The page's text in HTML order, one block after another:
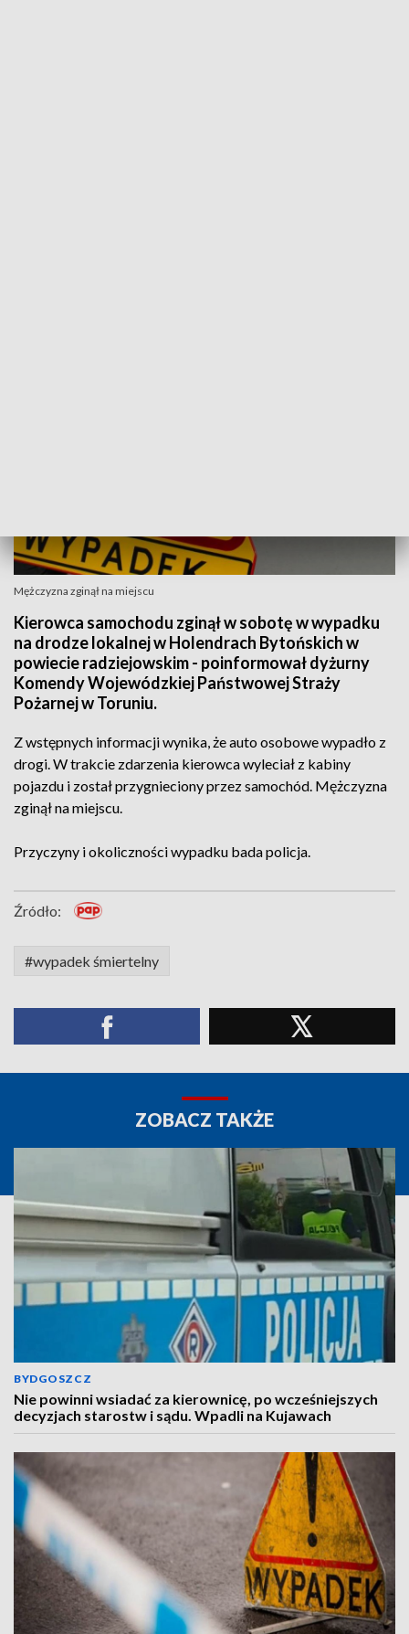
Mężczyzna zginął na miejscu
Kierowca samochodu zginął w sobotę w wypadku
na drodze lokalnej w Holendrach Bytońskich w
powiecie radziejowskim - poinformował dyżurny
Komendy Wojewódzkiej Państwowej Straży
Pożarnej w Toruniu.
Z wstępnych informacji wynika, że auto osobowe wypadło z
drogi. W trakcie zdarzenia kierowca wyleciał z kabiny
pojazdu i został przygnieciony przez samochód. Mężczyzna
zginął na miejscu.
Przyczyny i okoliczności wypadku bada policja.
Źródło:
#wypadek śmiertelny
ZOBACZ TAKŻE
BYDGOSZCZ
Nie powinni wsiadać za kierownicę, po wcześniejszych
decyzjach starostw i sądu. Wpadli na Kujawach